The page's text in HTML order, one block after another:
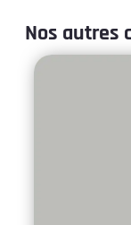
Nos autres